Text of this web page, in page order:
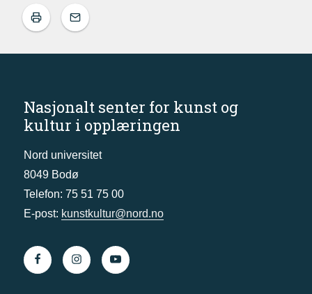
Nasjonalt senter for kunst og
kultur i opplæringen
Nord universitet
8049 Bodø
Telefon: 75 51 75 00
E-post: kunstkultur@nord.no